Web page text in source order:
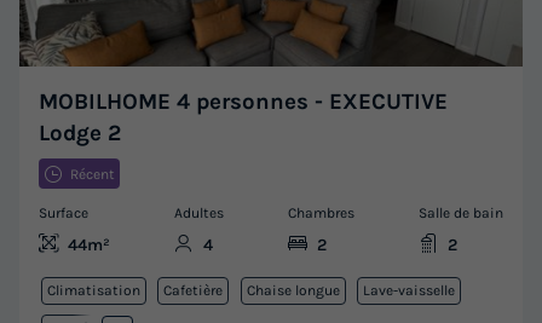
MOBILHOME 4 personnes - EXECUTIVE
Lodge 2
Récent
Surface
44m²
Adultes
4
Chambres
2
Salle de bain
2
Climatisation Cafetière Chaise longue Lave-vaisselle